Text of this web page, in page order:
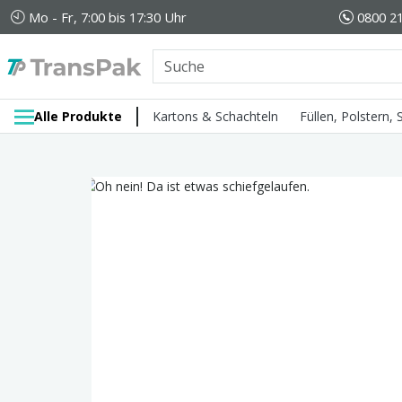
Mo - Fr, 7:00 bis 17:30 Uhr 0800
Alle Produkte Kartons & Schachteln Füllen, Polstern,